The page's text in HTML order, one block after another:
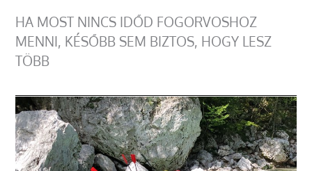
HA MOST NINCS IDŐD FOGORVOSHOZ
MENNI, KÉSŐBB SEM BIZTOS, HOGY LESZ
TÖBB